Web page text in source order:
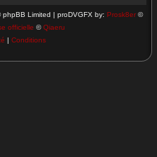
h
Limited | proDVGFX by: Prosk8er©
officielle ©Qiaeru
| Conditions